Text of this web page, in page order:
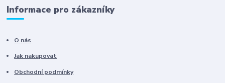
Informace pro zákazníky
O nás
Jak nakupovat
Obchodní podmínky